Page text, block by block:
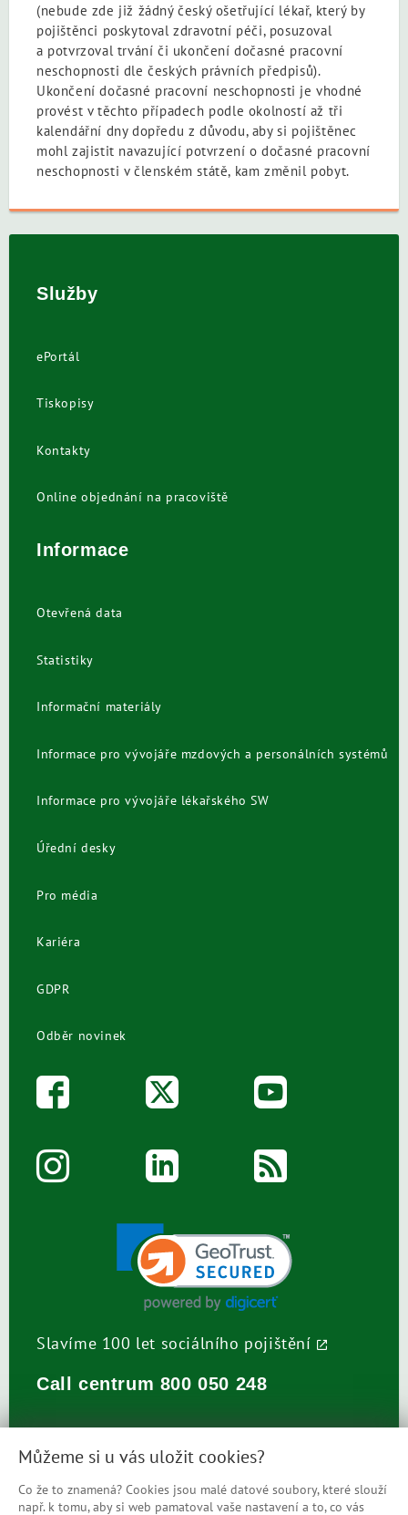
(nebude zde již žádný český ošetřující lékař, který by
pojištěnci poskytoval zdravotní péči, posuzoval
a potvrzoval trvání či ukončení dočasné pracovní
neschopnosti dle českých právních předpisů).
Ukončení dočasné pracovní neschopnosti je vhodné
provést v těchto případech podle okolností až tři
kalendářní dny dopředu z důvodu, aby si pojištěnec
mohl zajistit navazující potvrzení o dočasné pracovní
neschopnosti v členském státě, kam změnil pobyt.
Služby
ePortál
Tiskopisy
Kontakty
Online objednání na pracoviště
Informace
Otevřená data
Statistiky
Informační materiály
Informace pro vývojáře mzdových a personálních systémů
Informace pro vývojáře lékařského SW
Úřední desky
Pro média
Kariéra
GDPR
Odběr novinek
Slavíme 100 let sociálního pojištění
Call centrum 800 050 248
Prohlášení o přístupnosti
Můžeme si u vás uložit cookies?
Co že to znamená? Cookies jsou malé datové soubory, které slouží
např. k tomu, aby si web pamatoval vaše nastavení a to, co vás